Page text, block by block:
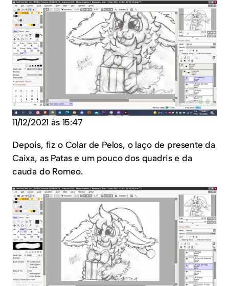
11/12/2021 às 15:47
Depois, fiz o Colar de Pelos, o laço de presente da
Caixa, as Patas e um pouco dos quadris e da
cauda do Romeo.